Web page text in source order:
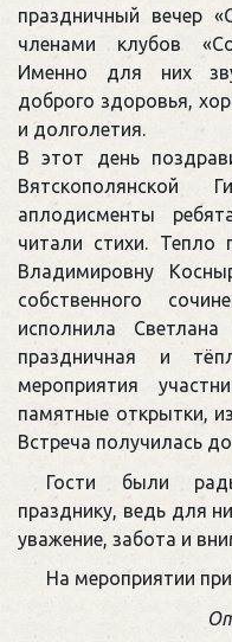
праздничный вечер
членами клубов
Именно для них
доброго здоровья,
и долголетия.
В этот день
аплодисменты
читали стихи. Тепло
Владимировну
собственного
исполнила
праздничная и
мероприятия
памятные открытки,
Встреча получилась
Гости были
празднику, ведь для
уважение, забота и
На мероприятии